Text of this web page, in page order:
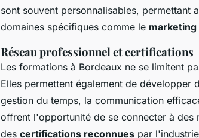
sont souvent personnalisables, permettant
domaines spécifiques comme le marketing
Réseau professionnel et certifications
Les formations à Bordeaux ne se limitent
Elles permettent également de développer
gestion du temps, la communication
offrent l'opportunité de se connecter à
des certifications reconnues par